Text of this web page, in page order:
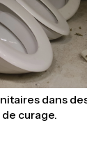
dans
curage.